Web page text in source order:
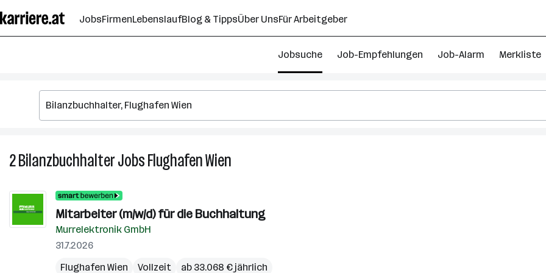
Seiteninhalt
springen
JobsFirmenLebenslaufBlog & TippsÜber UnsFür Arbeitgeber
Jobsuche Job-Empfehlungen Job-Alarm Merkliste
2BilanzbuchhalterJobsFlughafen Wien
Flughafen
Mitarbeiter (m/w/d) für die Buchhaltung
Murrelektronik GmbH
31.7.2026
Flughafen Wien
Vollzeit ab 33.068 € jährlich